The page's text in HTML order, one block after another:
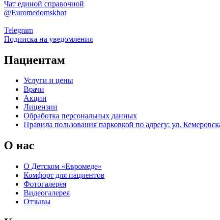
Чат единой справочной
@Euromedomskbot
Telegram
Подписка на уведомления
Пациентам
Услуги и цены
Врачи
Акции
Лицензии
Обработка персональных данных
Правила пользования парковкой по адресу: ул.
О нас
О Детском «Евромеде»
Комфорт для пациентов
Фотогалерея
Видеогалерея
Отзывы